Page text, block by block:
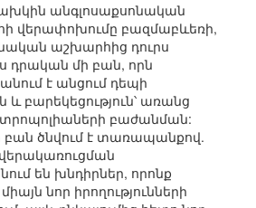
անգլոսաքսոնական
վերափոխումը բազմաբևեռի,
աշխարհից դուրս
դրական մի բան, որն
է անցում դեպի
և բարեկեցություն՝ առանց
բաժանման:
բան ծնվում է տառապանքով.
են խնդիրներ, որոնք
նոր իրողությունների